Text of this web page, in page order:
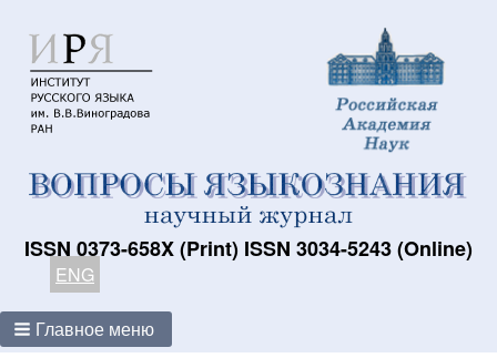
ISSN 0373-658X (Print) ISSN 3034-5243 (Online)
ENG
Главное меню